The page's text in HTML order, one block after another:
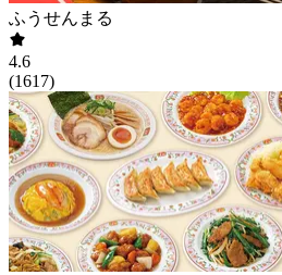
ふうせんまる
4.6
(1617)